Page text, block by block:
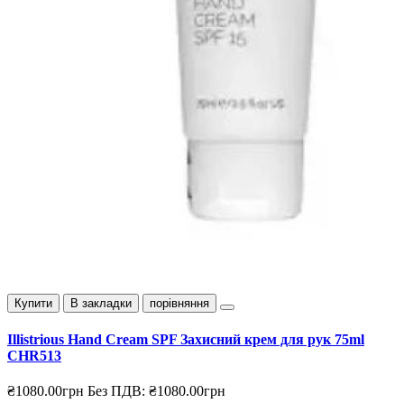
Купити В закладки порівняння
Illistrious Hand Cream SPF Захисний крем для рук 75ml
CHR513
₴1080.00грн Без ПДВ: ₴1080.00грн